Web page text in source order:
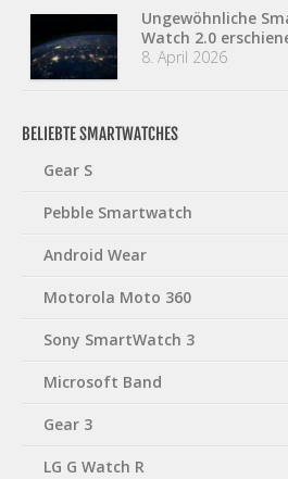
Ungewöhnliche
Watch 2.0
8. April 2026
BELIEBTE SMARTWATCHES
Gear S
Pebble Smartwatch
Android Wear
Motorola Moto 360
Sony SmartWatch 3
Microsoft Band
Gear 3
LG G Watch R